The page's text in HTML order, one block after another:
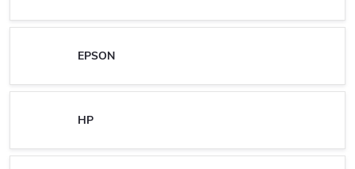
EPSON
HP